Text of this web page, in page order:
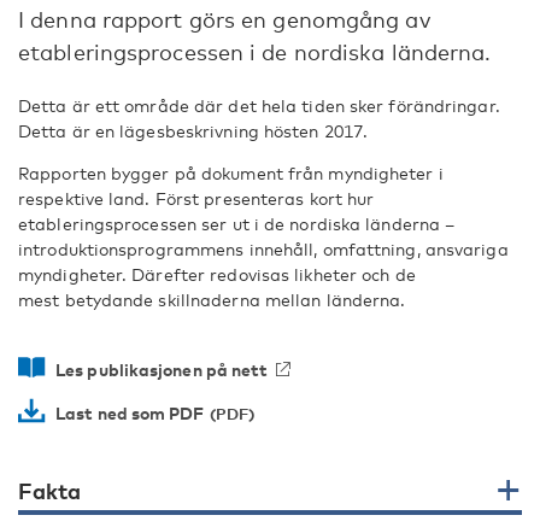
I denna rapport görs en genomgång av
etableringsprocessen i de nordiska länderna.
Detta är ett område där det hela tiden sker förändringar.
Detta är en lägesbeskrivning hösten 2017.
Rapporten bygger på dokument från myndigheter i
respektive land. Först presenteras kort hur
etableringsprocessen ser ut i de nordiska länderna –
introduktionsprogrammens innehåll, omfattning, ansvariga
myndigheter. Därefter redovisas likheter och de
mest betydande skillnaderna mellan länderna.
Les publikasjonen på nett
Last ned som PDF
Fakta